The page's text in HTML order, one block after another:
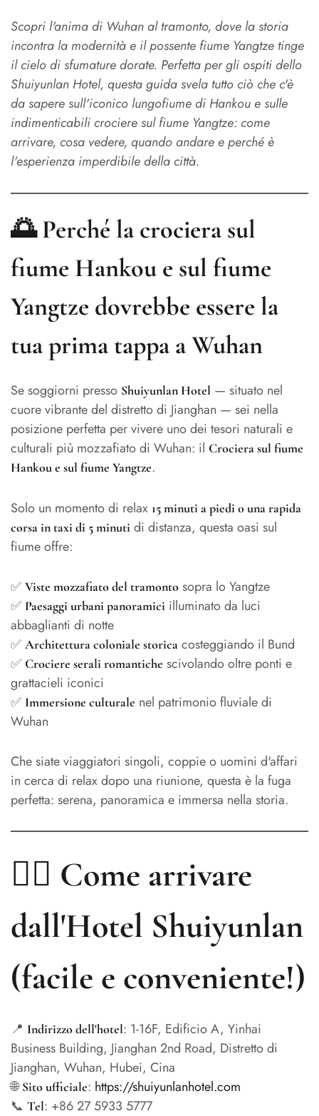
Scopri l'anima di Wuhan al tramonto, dove la storia
incontra la modernità e il possente fiume Yangtze tinge
il cielo di sfumature dorate. Perfetta per gli ospiti dello
Shuiyunlan Hotel, questa guida svela tutto ciò che c'è
da sapere sull'iconico lungofiume di Hankou e sulle
indimenticabili crociere sul fiume Yangtze: come
arrivare, cosa vedere, quando andare e perché è
l'esperienza imperdibile della città.
🌅 Perché la crociera sul
fiume Hankou e sul fiume
Yangtze dovrebbe essere la
tua prima tappa a Wuhan
Se soggiorni presso Shuiyunlan Hotel — situato nel
cuore vibrante del distretto di Jianghan — sei nella
posizione perfetta per vivere uno dei tesori naturali e
culturali più mozzafiato di Wuhan: il Crociera sul fiume
Hankou e sul fiume Yangtze.
Solo un momento di relax 15 minuti a piedi o una rapida
corsa in taxi di 5 minuti di distanza, questa oasi sul
fiume offre:
✅ Viste mozzafiato del tramonto sopra lo Yangtze
✅ Paesaggi urbani panoramici illuminato da luci
abbaglianti di notte
✅ Architettura coloniale storica costeggiando il Bund
✅ Crociere serali romantiche scivolando oltre ponti e
grattacieli iconici
✅ Immersione culturale nel patrimonio fluviale di
Wuhan
Che siate viaggiatori singoli, coppie o uomini d'affari
in cerca di relax dopo una riunione, questa è la fuga
perfetta: serena, panoramica e immersa nella storia.
🚶‍♀️ Come arrivare
dall'Hotel Shuiyunlan
(facile e conveniente!)
📍 Indirizzo dell'hotel: 1-16F, Edificio A, Yinhai
Business Building, Jianghan 2nd Road, Distretto di
Jianghan, Wuhan, Hubei, Cina
🌐Sito ufficiale: https://shuiyunlanhotel.com
📞 Tel: +86 27 5933 5777